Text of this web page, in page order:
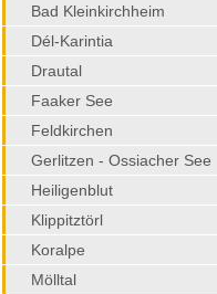
Bad Kleinkirchheim
Dél-Karintia
Drautal
Faaker See
Feldkirchen
Gerlitzen - Ossiacher See
Heiligenblut
Klippitztörl
Koralpe
Mölltal